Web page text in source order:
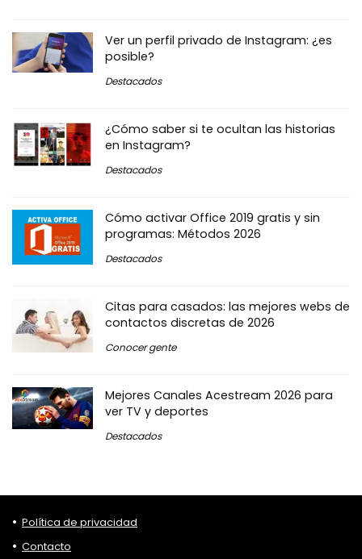
Ver un perfil privado de Instagram: ¿es
posible?
Destacados
¿Cómo saber si te ocultan las historias
en Instagram?
Destacados
Cómo activar Office 2019 gratis y sin
programas: Métodos 2026
Destacados
Citas para casados: las mejores webs de
contactos discretas de 2026
Conocer gente
Mejores Canales Acestream 2026 para
ver TV y deportes
Destacados
Política de privacidad
Contacto